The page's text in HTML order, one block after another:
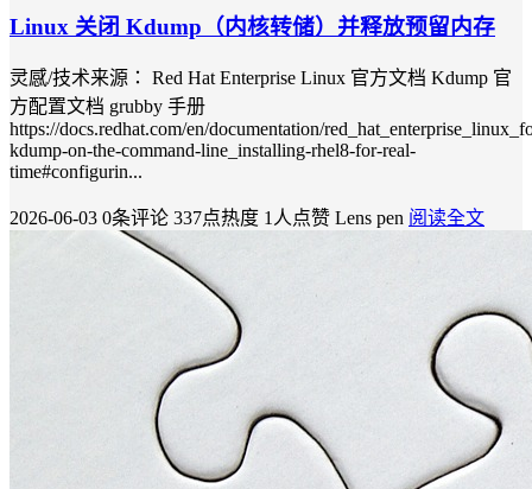
Linux 关闭 Kdump（内核转储）并释放预留内存
灵感/技术来源： Red Hat Enterprise Linux 官方文档 Kdump 官
方配置文档 grubby 手册
https://docs.redhat.com/en/documentation/
kdump-on-the-command-line_installing-rhel8-for-real-
time#configurin...
2026-06-03 0条评论 337点热度 1人点赞 Lens pen 阅读全文